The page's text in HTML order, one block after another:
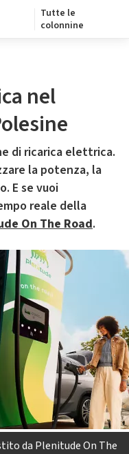
Tutte le
colonnine
nel
di ricarica elettrica.
la potenza, la
E se vuoi
reale della
On The Road.
da Plenitude On The